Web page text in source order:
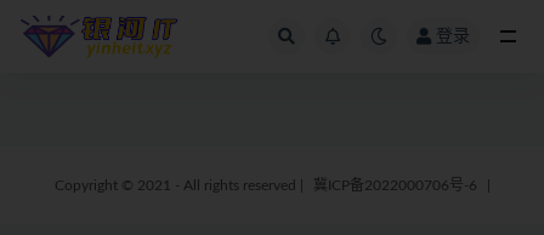
登录
Copyright © 2021 - All rights reserved 冀ICP备2022000706号-6